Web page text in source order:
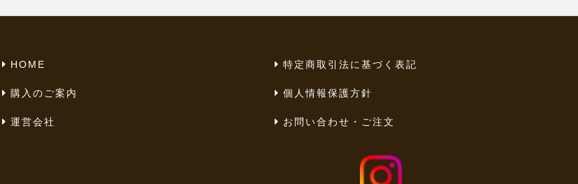
HOME
購入のご案内
運営会社
特定商取引法に基づく表記
個人情報保護方針
お問い合わせ・ご注文